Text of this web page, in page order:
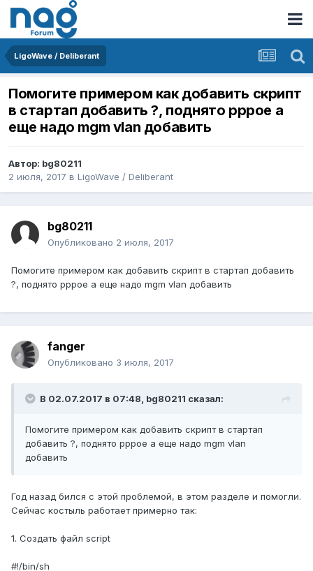
LigoWave / Deliberant
Помогите примером как добавить скрипт
в стартап добавить ?, поднято pppoe а
еще надо mgm vlan добавить
Автор: bg80211
2 июля, 2017 в LigoWave / Deliberant
bg80211
Опубликовано 2 июля, 2017
Помогите примером как добавить скрипт в стартап добавить
?, поднято pppoe а еще надо mgm vlan добавить
fanger
Опубликовано 3 июля, 2017
В 02.07.2017 в 07:48, bg80211 сказал:
Помогите примером как добавить скрипт в стартап
добавить ?, поднято pppoe а еще надо mgm vlan
добавить
Год назад бился с этой проблемой, в этом разделе и помогли.
Сейчас костыль работает примерно так:
1. Создать файл script
#!/bin/sh